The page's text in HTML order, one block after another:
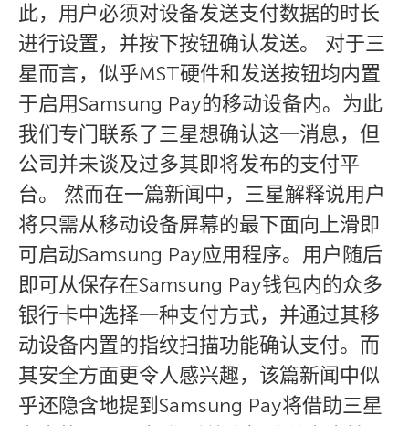
此，用户必须对设备发送支付数据的时长
进行设置，并按下按钮确认发送。 对于三
星而言，似乎MST硬件和发送按钮均内置
于启用Samsung Pay的移动设备内。为此
我们专门联系了三星想确认这一消息，但
公司并未谈及过多其即将发布的支付平
台。 然而在一篇新闻中，三星解释说用户
将只需从移动设备屏幕的最下面向上滑即
可启动Samsung Pay应用程序。用户随后
即可从保存在Samsung Pay钱包内的众多
银行卡中选择一种支付方式，并通过其移
动设备内置的指纹扫描功能确认支付。而
其安全方面更令人感兴趣，该篇新闻中似
乎还隐含地提到Samsung Pay将借助三星